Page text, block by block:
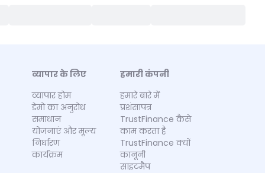
व्यापार के लिए
व्यापार होम
डेमो का अनुरोध
समाधान
योजनाएं और मूल्य
निर्धारण
कार्यक्रम
हमारी कंपनी
हमारे बारे में
प्रशंसापत्र
TrustFinance कैसे
काम करता है
TrustFinance क्यों
कानूनी
साइटमैप